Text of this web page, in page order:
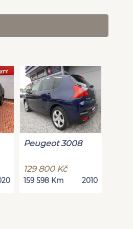
Peugeot 3008
129 800 Kč
159 598 Km 2010